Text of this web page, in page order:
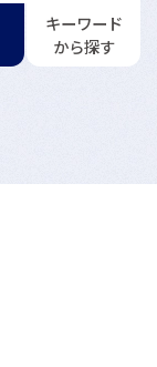
キーワード
から探す